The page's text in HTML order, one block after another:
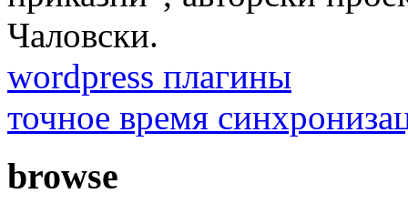
Чаловски.
wordpress плагины
точное время
browse